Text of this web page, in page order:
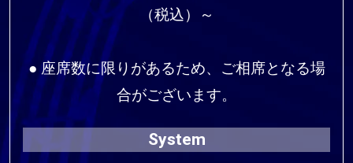
（税込）～
● 座席数に限りがあるため、ご相席となる場
合がございます。
System